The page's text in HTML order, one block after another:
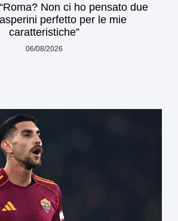
Non ci ho pensato due
perfetto per le mie
caratteristiche”
06/08/2026